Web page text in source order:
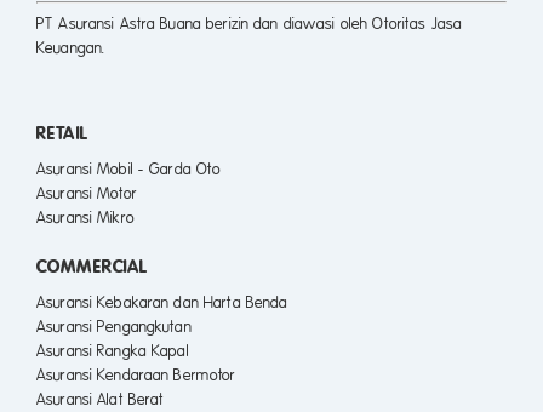
PT Asuransi Astra Buana berizin dan diawasi oleh Otoritas Jasa
Keuangan.
RETAIL
Asuransi Mobil - Garda Oto
Asuransi Motor
Asuransi Mikro
COMMERCIAL
Asuransi Kebakaran dan Harta Benda
Asuransi Pengangkutan
Asuransi Rangka Kapal
Asuransi Kendaraan Bermotor
Asuransi Alat Berat